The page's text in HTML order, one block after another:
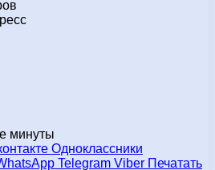
минуты
Одноклассники
Telegram Viber Печатать